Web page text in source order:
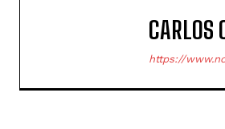
CARLOS
https://